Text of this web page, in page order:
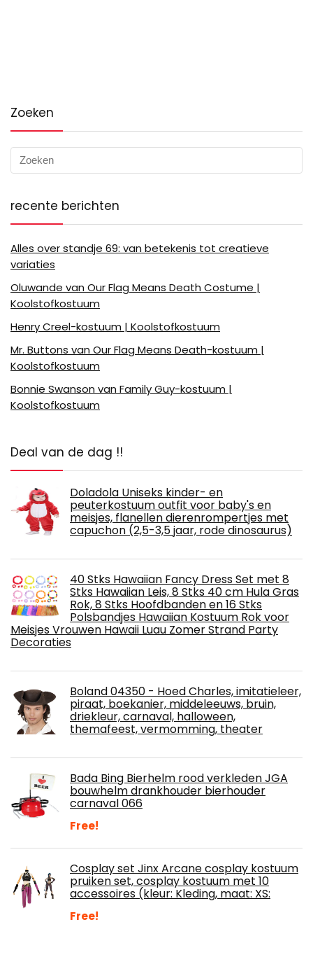
Zoeken
recente berichten
Alles over standje 69: van betekenis tot creatieve
variaties
Oluwande van Our Flag Means Death Costume |
Koolstofkostuum
Henry Creel-kostuum | Koolstofkostuum
Mr. Buttons van Our Flag Means Death-kostuum |
Koolstofkostuum
Bonnie Swanson van Family Guy-kostuum |
Koolstofkostuum
Deal van de dag !!
Doladola Uniseks kinder- en
peuterkostuum outfit voor baby's en
meisjes, flanellen dierenrompertjes met
capuchon (2,5-3,5 jaar, rode dinosaurus)
40 Stks Hawaiian Fancy Dress Set met 8
Stks Hawaiian Leis, 8 Stks 40 cm Hula Gras
Rok, 8 Stks Hoofdbanden en 16 Stks
Polsbandjes Hawaiian Kostuum Rok voor
Meisjes Vrouwen Hawaii Luau Zomer Strand Party
Decoraties
Boland 04350 - Hoed Charles, imitatieleer,
piraat, boekanier, middeleeuws, bruin,
driekleur, carnaval, halloween,
themafeest, vermomming, theater
Bada Bing Bierhelm rood verkleden JGA
bouwhelm drankhouder bierhouder
carnaval 066
Free!
Cosplay set Jinx Arcane cosplay kostuum
pruiken set, cosplay kostuum met 10
accessoires (kleur: Kleding, maat: XS:
Free!